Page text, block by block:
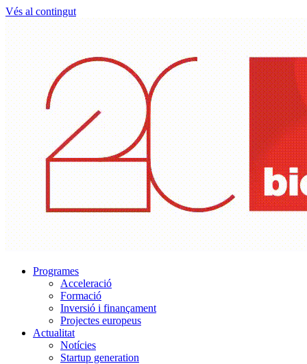
Vés al contingut
Programes
Acceleració
Formació
Inversió i finançament
Projectes europeus
Actualitat
Notícies
Startup generation